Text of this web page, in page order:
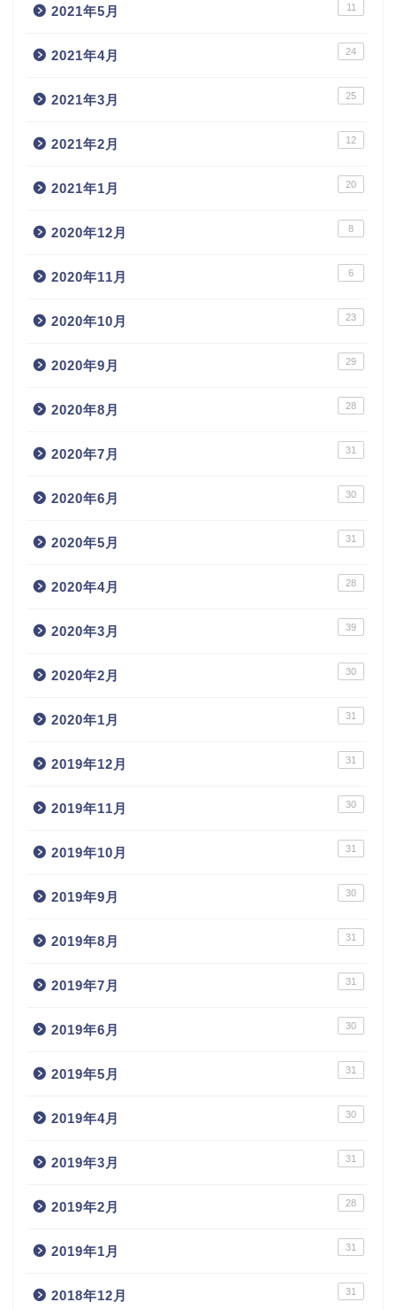
2021年5月 11
2021年4月 24
2021年3月 25
2021年2月 12
2021年1月 20
2020年12月 8
2020年11月 6
2020年10月 23
2020年9月 29
2020年8月 28
2020年7月 31
2020年6月 30
2020年5月 31
2020年4月 28
2020年3月 39
2020年2月 30
2020年1月 31
2019年12月 31
2019年11月 30
2019年10月 31
2019年9月 30
2019年8月 31
2019年7月 31
2019年6月 30
2019年5月 31
2019年4月 30
2019年3月 31
2019年2月 28
2019年1月 31
2018年12月 31